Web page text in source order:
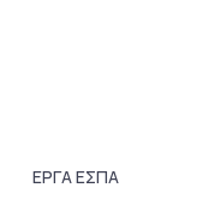
ΕΡΓΑ ΕΣΠΑ